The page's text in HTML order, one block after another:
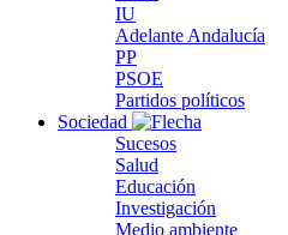
IU
Adelante Andalucía
PP
PSOE
Partidos políticos
Sociedad
Sucesos
Salud
Educación
Investigación
Medio ambiente